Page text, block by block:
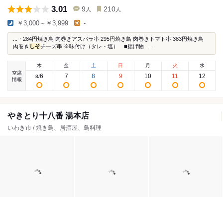
3.01 9 人 210 人
￥3,000～￥3,999 -
...・284円焼き鳥 肉巻きアスパラ串 295円焼き鳥 肉巻きトマト串 383円焼き鳥
肉巻き しそチーズ串 ※味付け（タレ・塩） ■揚げ物 ...
空席
情報
木
8/6
金
7
土
8
日
9
月
10
火
11
水
12
やきとり十八番 湯本店
いわき市 / 焼き鳥、居酒屋、鳥料理